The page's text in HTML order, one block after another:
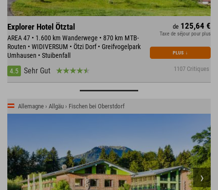
Explorer Hotel Ötztal
AREA 47 • 1.600 km Wanderwege • 870 km MTB-
Routen • WIDIVERSUM • Ötzi Dorf • Greifvogelpark
Umhausen • Stuibenfall
4.5
Sehr Gut 1107 Critiques
de 125,64 €
Taxe de séjour pour plus
PLUS ↓
Allemagne › Allgäu › Fischen bei Oberstdorf